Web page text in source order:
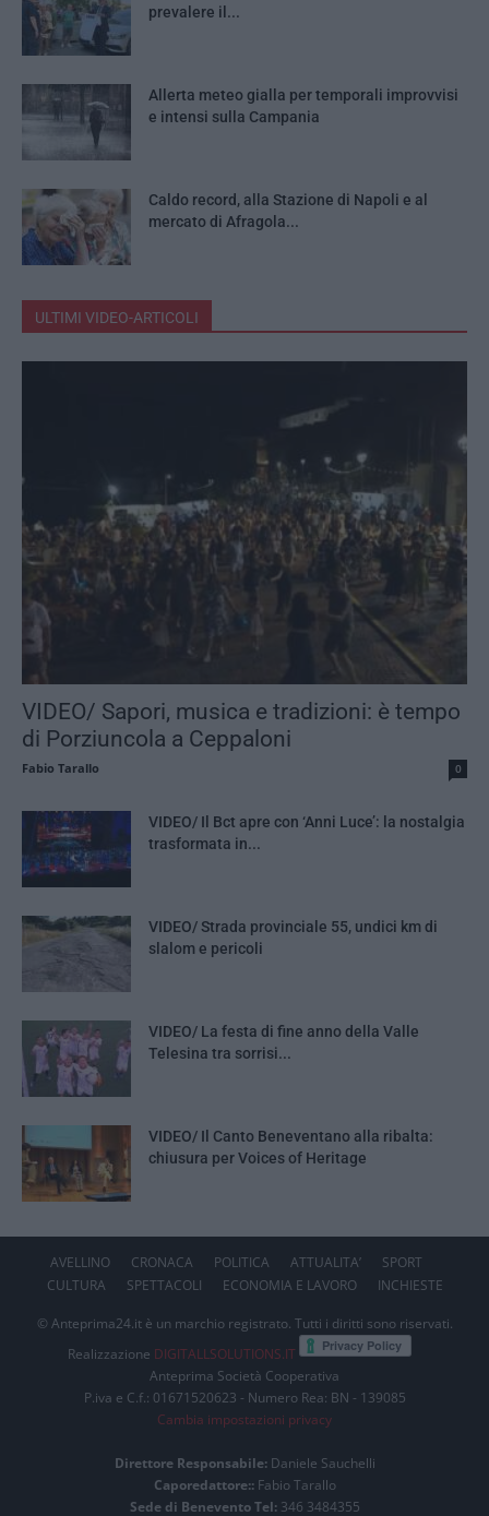
prevalere il...
Allerta meteo gialla per temporali improvvisi
e intensi sulla Campania
Caldo record, alla Stazione di Napoli e al
mercato di Afragola...
ULTIMI VIDEO-ARTICOLI
VIDEO/ Sapori, musica e tradizioni: è tempo
di Porziuncola a Ceppaloni
Fabio Tarallo 0
VIDEO/ Il Bct apre con ‘Anni Luce’: la nostalgia
trasformata in...
VIDEO/ Strada provinciale 55, undici km di
slalom e pericoli
VIDEO/ La festa di fine anno della Valle
Telesina tra sorrisi...
VIDEO/ Il Canto Beneventano alla ribalta:
chiusura per Voices of Heritage
AVELLINO CRONACA POLITICA ATTUALITA’
SPORT
CULTURA
SPETTACOLI ECONOMIA E LAVORO INCHIESTE
© Anteprima24.it è un marchio registrato. Tutti i diritti sono riservati.
Realizzazione DIGITALLSOLUTIONS.IT
Anteprima Società Cooperativa
P.iva e C.f.: 01671520623 - Numero Rea: BN - 139085
Cambia impostazioni privacy
Direttore Responsabile:Daniele Sauchelli
Caporedattore::Fabio Tarallo
Sede di Benevento Tel: 346 3484355